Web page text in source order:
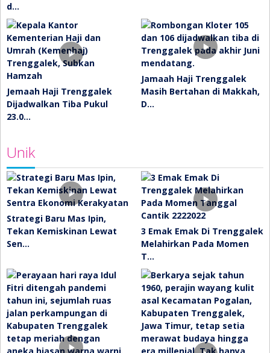
d…
Jemaah Haji Trenggalek
Dijadwalkan Tiba Pukul
23.0…
Jamaah Haji Trenggalek
Masih Bertahan di Makkah,
D…
Unik
Strategi Baru Mas Ipin,
Tekan Kemiskinan Lewat
Sen…
3 Emak Emak Di Trenggalek
Melahirkan Pada Momen
T…